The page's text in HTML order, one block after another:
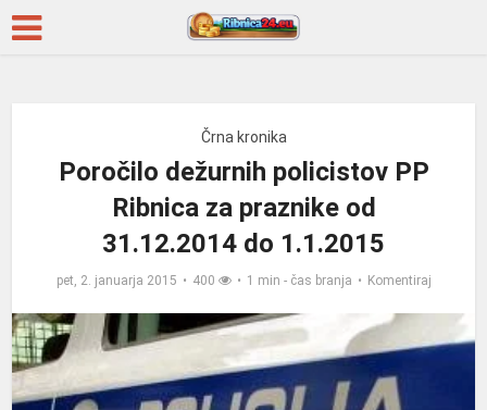
Črna kronika
Poročilo dežurnih policistov PP
Ribnica za praznike od
31.12.2014 do 1.1.2015
pet, 2. januarja 2015 400 1 min - čas branja Komentiraj